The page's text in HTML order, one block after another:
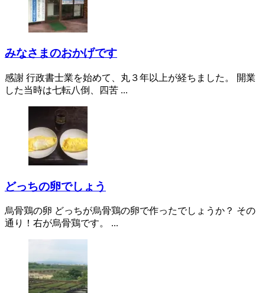
みなさまのおかげです
感謝 行政書士業を始めて、丸３年以上が経ちました。 開業
した当時は七転八倒、四苦 ...
どっちの卵でしょう
烏骨鶏の卵 どっちが烏骨鶏の卵で作ったでしょうか？ その
通り！右が烏骨鶏です。 ...